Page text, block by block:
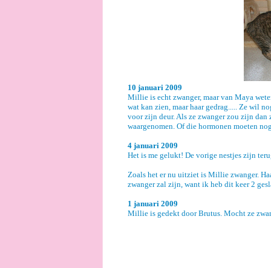
10 januari 2009
Millie is echt zwanger, maar van Maya
wat kan zien, maar haar gedrag..... Ze wil
voor zijn deur. Als ze zwanger zou zijn
waargenomen. Of die hormonen moeten
4 januari 2009
Het is me gelukt! De vorige nestjes zijn
Zoals het er nu uitziet is Millie zwanger.
zwanger zal zijn, want ik heb dit keer 2
1 januari 2009
Millie is gedekt door Brutus. Mocht ze